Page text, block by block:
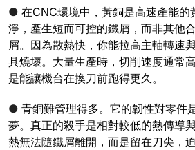
● 在CNC環境中，黃銅是高速產能的
淨，產生短而可控的鐵屑，而非其他
屑。因為散熱快，你能拉高主軸轉速
具燒壞。大量生產時，切削速度通常
是能讓機台在換刀前跑得更久。
● 青銅難管理得多。它的韌性對零件
夢。真正的殺手是相對較低的熱傳導
熱無法隨鐵屑離開，而是留在刀尖，